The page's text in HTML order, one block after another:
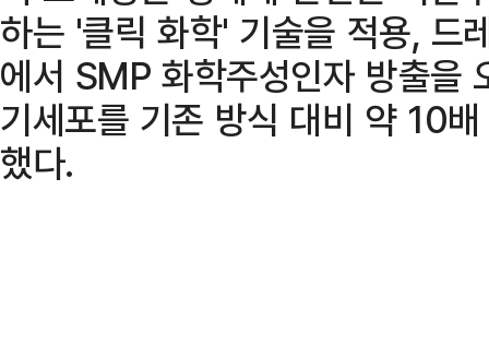
하는 '클릭 화학' 기술을 적용, 드
에서 SMP 화학주성인자 방출을
기세포를 기존 방식 대비 약 10
했다.